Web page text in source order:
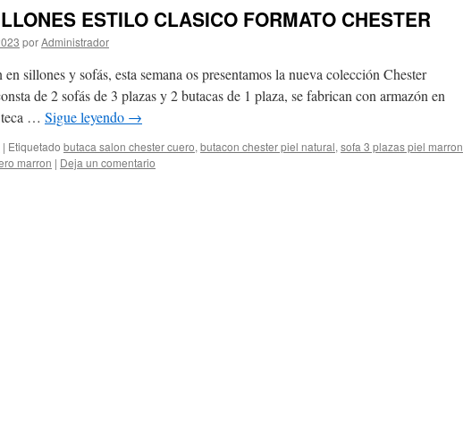
ESTILO CLASICO FORMATO CHESTER
porAdministrador
sillones y sofás, esta semana os presentamos la nueva colección Chester
de 2 sofás de 3 plazas y 2 butacas de 1 plaza, se fabrican con armazón en
teca … Sigue leyendo →
| Etiquetado butaca salon chester cuero, butacon chester piel natural, sofa 3 plazas piel marron
marron | Deja un comentario